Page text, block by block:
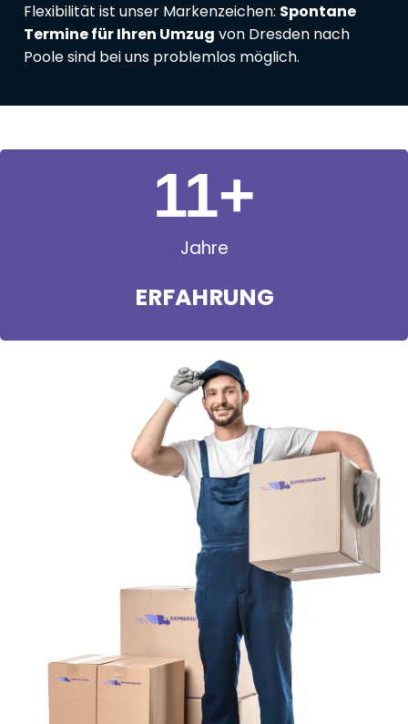
Flexibilität ist unser Markenzeichen: Spontane
Termine für Ihren Umzug von Dresden nach
Poole sind bei uns problemlos möglich.
Jahre
ERFAHRUNG
11+